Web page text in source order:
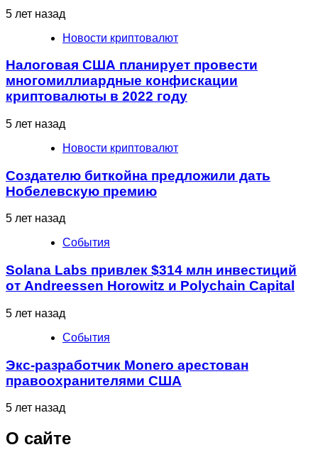
5 лет назад
Новости криптовалют
Налоговая США планирует провести
многомиллиардные конфискации
криптовалюты в 2022 году
5 лет назад
Новости криптовалют
Создателю биткойна предложили дать
Нобелевскую премию
5 лет назад
События
Solana Labs привлек $314 млн инвестиций
от Andreessen Horowitz и Polychain Capital
5 лет назад
События
Экс-разработчик Monero арестован
правоохранителями США
5 лет назад
О сайте